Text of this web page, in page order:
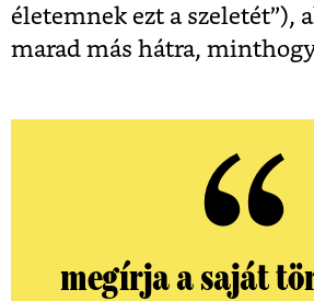
életemnek ezt a szeletét”),
marad más hátra,
megírja a saját